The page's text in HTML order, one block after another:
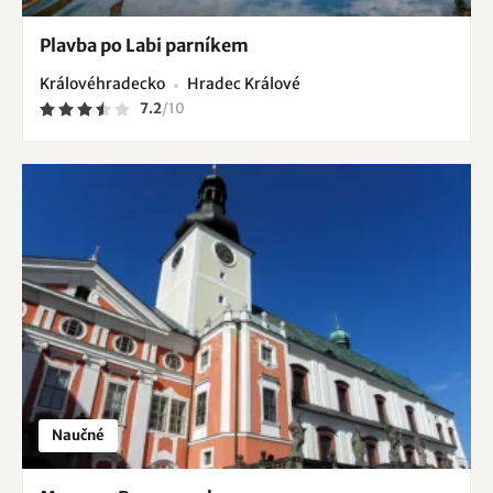
Plavba po Labi parníkem
Královéhradecko Hradec Králové
7.2/10
Naučné